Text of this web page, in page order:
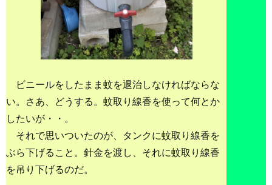
ビニールをしたまま蚊を退治しなければならな
い。さあ、どうする。蚊取り線香を使って何とか
したいが・・。
それで思いついたのが、タンクに蚊取り線香を
ぶら下げること。針金を渡し、それに蚊取り線香
を吊り下げるのだ。